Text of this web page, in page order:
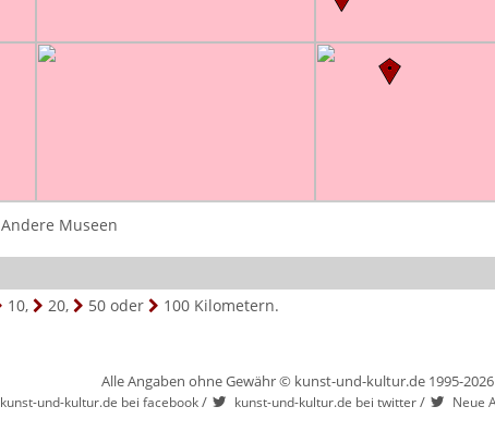
Andere Museen
10, 20, 50 oder 100 Kilometern.
Alle Angaben ohne Gewähr © kunst-und-kultur.de 1995-
kunst-und-kultur.de bei facebook/ kunst-und-kultur.de bei twitter/ Neue